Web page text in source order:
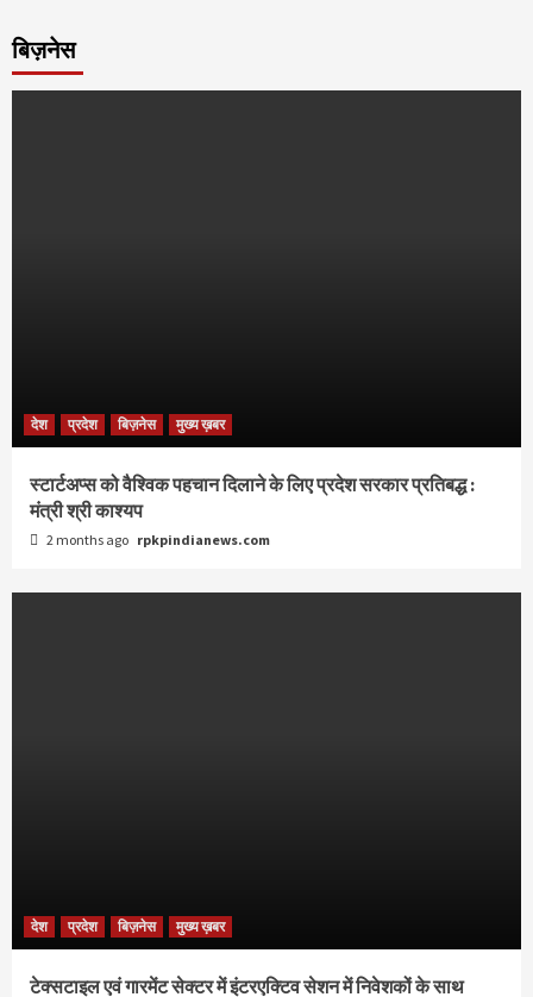
बिज़नेस
देश प्रदेश बिज़नेस मुख्य ख़बर
स्टार्टअप्स को वैश्विक पहचान दिलाने के लिए प्रदेश सरकार प्रतिबद्ध :
मंत्री श्री काश्यप
2 months ago rpkpindianews.com
देश प्रदेश बिज़नेस मुख्य ख़बर
टेक्सटाइल एवं गारमेंट सेक्टर में इंटरएक्टिव सेशन में निवेशकों के साथ